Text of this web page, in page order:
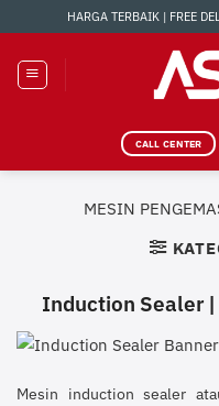
to
content
HARGA TERBAIK | FREE
CALL CENTER
MESIN
Induction Sealer |
Mesin induction sealer